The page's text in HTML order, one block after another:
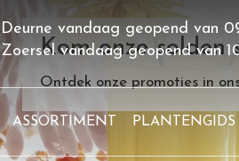
Kom onze solden
Ontdek onze promoties in
Deurne vandaag geopend van
Zoersel vandaag geopend van
ASSORTIMENT PLANTENGIDS